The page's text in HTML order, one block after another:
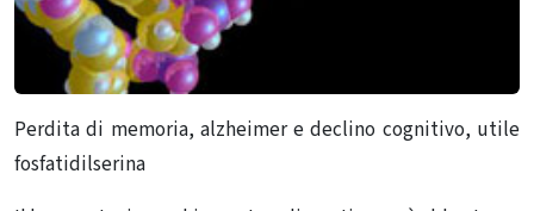
Perdita di memoria, alzheimer e declino cognitivo, utile
fosfatidilserina